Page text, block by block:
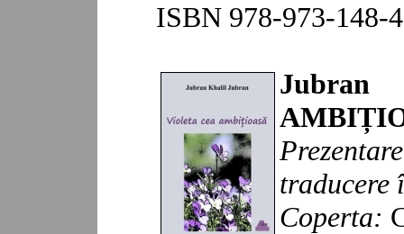
ISBN 978-973-148-
Jubran
traducere
Coperta: